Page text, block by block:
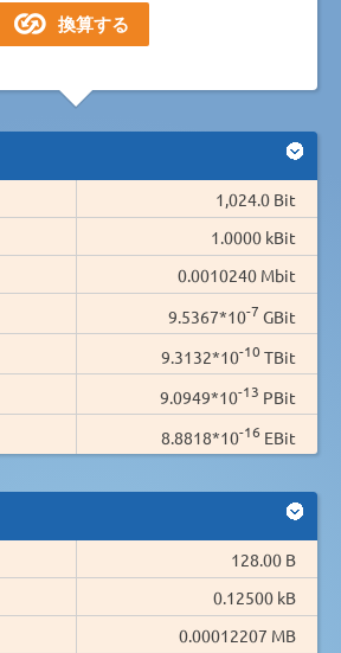
1,024.0 Bit
1.0000 kBit
0.0010240 Mbit
9.5367*10-7 GBit
9.3132*10-10 TBit
9.0949*10-13 PBit
8.8818*10-16 EBit
128.00 B
0.12500 kB
0.00012207 MB